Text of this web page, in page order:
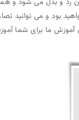
بود و می توانید
آموزش ما برای شما